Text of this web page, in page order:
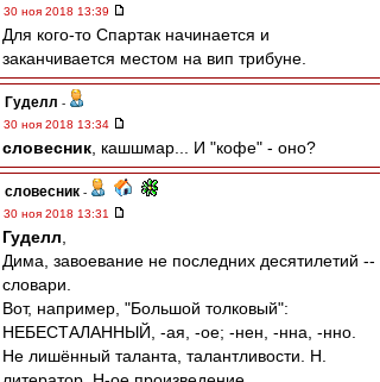
30 ноя 2018 13:39
Для кого-то Спартак начинается и
заканчивается местом на вип трибуне.
Гуделл -
30 ноя 2018 13:34
словесник , кашшмар... И "кофе" - оно?
словесник -
30 ноя 2018 13:31
Гуделл
Дима, завоевание не последних десятилетий --
словари.
Вот, например, "Большой толковый":
НЕБЕСТАЛАННЫЙ, -ая, -ое; -нен, -нна, -нно.
Не лишённый таланта, талантливости. Н.